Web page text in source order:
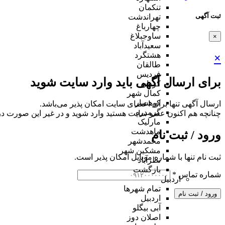
ثبت آگهی
×
×
برای ارسال آگهی باید وارد سایت شوید
ارسال آگهی تنها برای اعضای سایت امکان پذیر می‌باشد.
چنانچه هم‌ اکنون عضو سایت هستید وارد شوید و در غیر این صورت
ورود / ثبت نام
ثبت نام تنها با شماره موبایل امکان پذیر است.
شماره تماس *
ورود / ثبت نام
تنکمان
تهراندشت
چهارباغ
ساوجبلاغ
سعیدآباد
هشتگرد
طالقان
فردیس
کردان
کمال شهر
کوهسار
گرمدره
مارلیک
ماهدشت
محمدشهر
مشکین شهر
نظرآباد
بازگشت
اردبیل
تمام شهر‌ها
اردبیل
آبی بیگلو
اصلان دوز